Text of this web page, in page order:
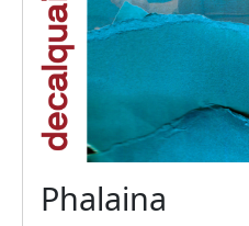
Phalaina